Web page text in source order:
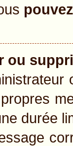
pouvez
ou
durée